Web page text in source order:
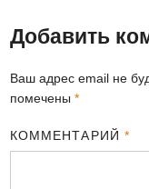
Добавить
Ваш адрес email не
помечены*
КОММЕНТАРИЙ *